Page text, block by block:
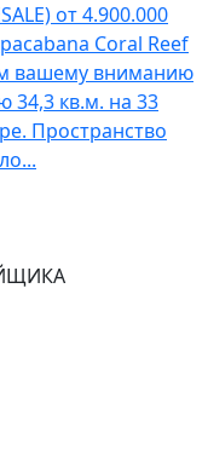
от 4.900.000
Coral Reef
вашему вниманию
34,3 кв.м. на 33
Пространство